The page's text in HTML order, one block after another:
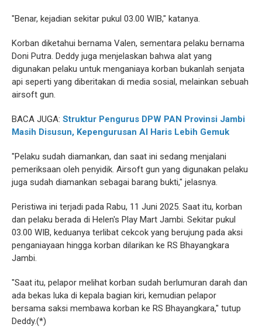
"Benar, kejadian sekitar pukul 03.00 WIB," katanya.
Korban diketahui bernama Valen, sementara pelaku bernama
Doni Putra. Deddy juga menjelaskan bahwa alat yang
digunakan pelaku untuk menganiaya korban bukanlah senjata
api seperti yang diberitakan di media sosial, melainkan sebuah
airsoft gun.
BACA JUGA: Struktur Pengurus DPW PAN Provinsi Jambi
Masih Disusun, Kepengurusan Al Haris Lebih Gemuk
"Pelaku sudah diamankan, dan saat ini sedang menjalani
pemeriksaan oleh penyidik. Airsoft gun yang digunakan pelaku
juga sudah diamankan sebagai barang bukti," jelasnya.
Peristiwa ini terjadi pada Rabu, 11 Juni 2025. Saat itu, korban
dan pelaku berada di Helen's Play Mart Jambi. Sekitar pukul
03.00 WIB, keduanya terlibat cekcok yang berujung pada aksi
penganiayaan hingga korban dilarikan ke RS Bhayangkara
Jambi.
"Saat itu, pelapor melihat korban sudah berlumuran darah dan
ada bekas luka di kepala bagian kiri, kemudian pelapor
bersama saksi membawa korban ke RS Bhayangkara," tutup
Deddy.(*)